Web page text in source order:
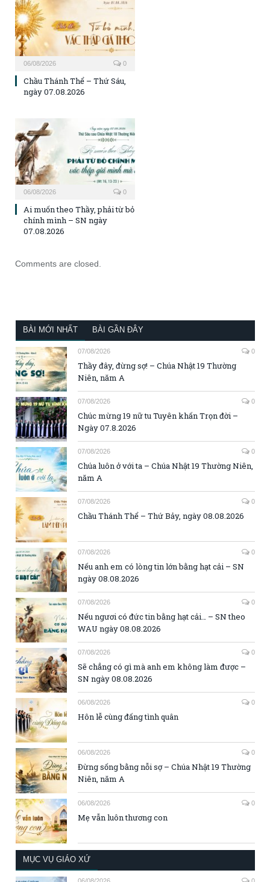
06/08/2026 0
Chầu Thánh Thể – Thứ Sáu,
ngày 07.08.2026
06/08/2026 0
Ai muốn theo Thầy, phải từ bỏ
chính mình – SN ngày
07.08.2026
Comments are closed.
BÀI MỚI NHẤT BÀI GẦN ĐÂY
07/08/2026 0
Thầy đây, đừng sợ! – Chúa Nhật 19 Thường
Niên, năm A
07/08/2026 0
Chúc mừng 19 nữ tu Tuyên khấn Trọn đời –
Ngày 07.8.2026
07/08/2026 0
Chúa luôn ở với ta – Chúa Nhật 19 Thường Niên,
năm A
07/08/2026 0
Chầu Thánh Thể – Thứ Bảy, ngày 08.08.2026
07/08/2026 0
Nếu anh em có lòng tin lớn bằng hạt cải – SN
ngày 08.08.2026
07/08/2026 0
Nếu ngươi có đức tin bằng hạt cải… – SN theo
WAU ngày 08.08.2026
07/08/2026 0
Sẽ chẳng có gì mà anh em không làm được –
SN ngày 08.08.2026
06/08/2026 0
Hôn lễ cùng đấng tình quân
06/08/2026 0
Đừng sống bằng nỗi sợ – Chúa Nhật 19 Thường
Niên, năm A
06/08/2026 0
Mẹ vẫn luôn thương con
MỤC VỤ GIÁO XỨ